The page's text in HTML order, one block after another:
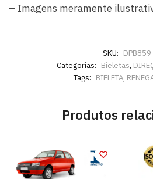
– Imagens meramente
SKU:
Categorias: Bieletas,
Tags: BIELETA,
Produtos